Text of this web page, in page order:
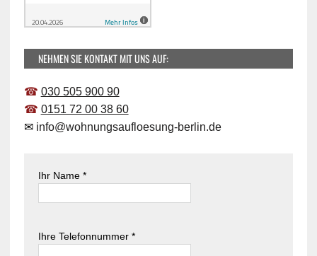
NEHMEN SIE KONTAKT MIT UNS AUF:
☎ 030 505 900 90
☎ 0151 72 00 38 60
✉ info@wohnungsaufloesung-berlin.de
Ihr Name *
t
i
Ihre Telefonnummer *